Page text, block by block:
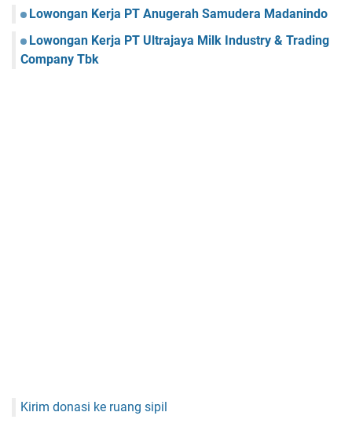
Lowongan Kerja PT Anugerah Samudera Madanindo
Lowongan Kerja PT Ultrajaya Milk Industry & Trading
Company Tbk
Kirim donasi ke ruang sipil